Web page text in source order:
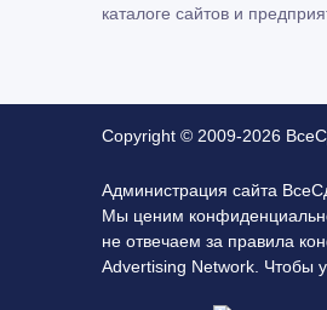
каталоге сайтов и
Copyright © 2009-2026
Администрация сайта
Мы ценим
не отвечаем за правила
Advertising Network. Чтобы